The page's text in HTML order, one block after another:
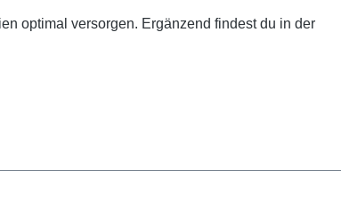
optimal versorgen. Ergänzend findest du in der